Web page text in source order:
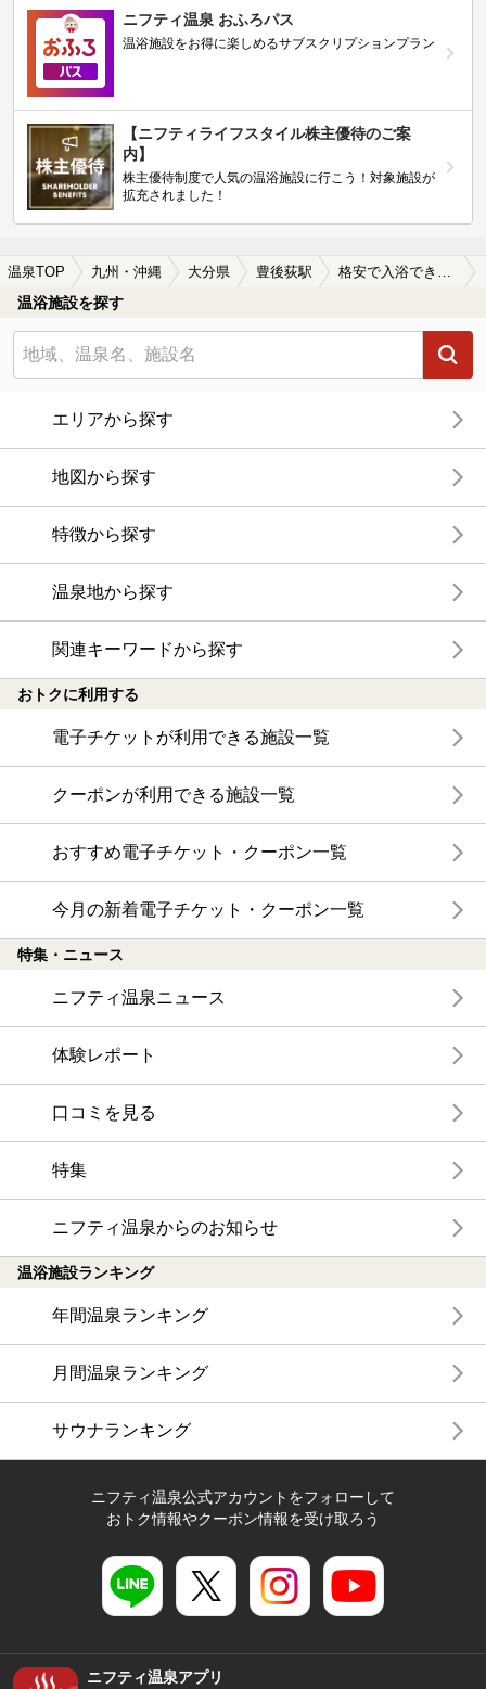
ニフティ温泉 おふろパス
温浴施設をお得に楽しめるサブスクリプションプラン
【ニフティライフスタイル株主優待のご案
内】
株主優待制度で人気の温浴施設に行こう！対象施設が
拡充されました！
温泉TOP 九州・沖縄 大分県 豊後荻駅
温浴施設を探す
エリアから探す
地図から探す
特徴から探す
温泉地から探す
関連キーワードから探す
おトクに利用する
電子チケットが利用できる施設一覧
クーポンが利用できる施設一覧
おすすめ電子チケット・クーポン一覧
今月の新着電子チケット・クーポン一覧
特集・ニュース
ニフティ温泉ニュース
体験レポート
口コミを見る
特集
ニフティ温泉からのお知らせ
温浴施設ランキング
年間温泉ランキング
月間温泉ランキング
サウナランキング
ニフティ温泉公式アカウントをフォローして
おトク情報やクーポン情報を受け取ろう
ニフティ温泉アプリ